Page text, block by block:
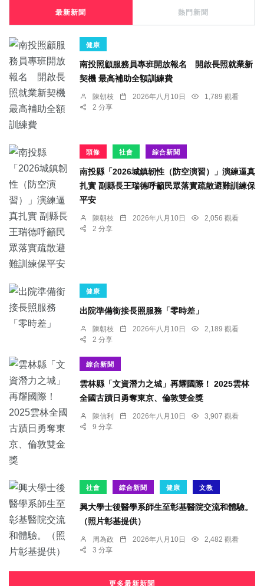
最新新聞 熱門新聞
健康
南投照顧服務員專班開放報名 開啟長照就業新
契機 最高補助全額訓練費
陳朝枝 2026年八月10日
1,789 觀看
2 分享
頭條 社會 綜合新聞
南投縣「2026城鎮韌性（防空演習）」演練逼真
扎實 副縣長王瑞德呼籲民眾落實疏散避難訓練保
平安
陳朝枝 2026年八月10日
2,056 觀看
2 分享
健康
出院準備銜接長照服務「零時差」
陳朝枝 2026年八月10日
2,189 觀看
2 分享
綜合新聞
雲林縣「文資潛力之城」再耀國際！ 2025雲林
全國古蹟日勇奪東京、倫敦雙金獎
陳信利 2026年八月10日
3,907 觀看
9 分享
社會 綜合新聞 健康 文教
興大學士後醫學系師生至彰基醫院交流和體驗。
（照片彰基提供）
周為政 2026年八月10日
2,482 觀看
3 分享
更多最新新聞